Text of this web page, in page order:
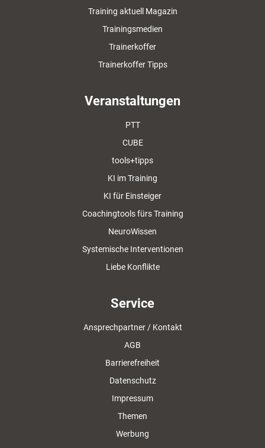
Training aktuell Magazin
Trainingsmedien
Trainerkoffer
Trainerkoffer Tipps
Veranstaltungen
PTT
CUBE
tools+tipps
KI im Training
KI für Einsteiger
Coachingtools fürs Training
NeuroWissen
Systemische Interventionen
Liebe Konflikte
Service
Ansprechpartner / Kontakt
AGB
Barrierefreiheit
Datenschutz
Impressum
Themen
Werbung